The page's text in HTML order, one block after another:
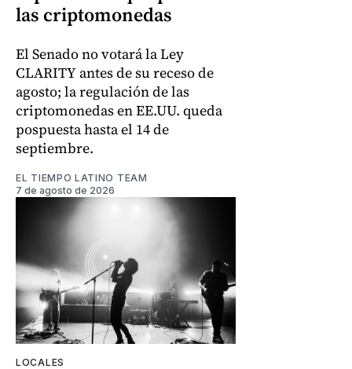
las criptomonedas
El Senado no votará la Ley
CLARITY antes de su receso de
agosto; la regulación de las
criptomonedas en EE.UU. queda
pospuesta hasta el 14 de
septiembre.
EL TIEMPO LATINO TEAM
7 de agosto de 2026
LOCALES